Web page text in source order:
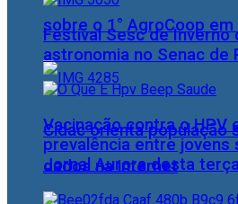
sobre o 1° AgroCoop em
Cidac orienta população
dados na internet
Festival Sesc de Inverno
astronomia no Senac de
Vacinação contra o HPV
prevalência entre jovens
Jornal Aurora desta